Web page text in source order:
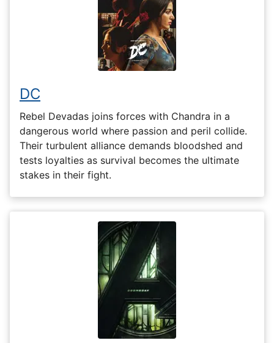
DC
Rebel Devadas joins forces with Chandra in a
dangerous world where passion and peril collide.
Their turbulent alliance demands bloodshed and
tests loyalties as survival becomes the ultimate
stakes in their fight.